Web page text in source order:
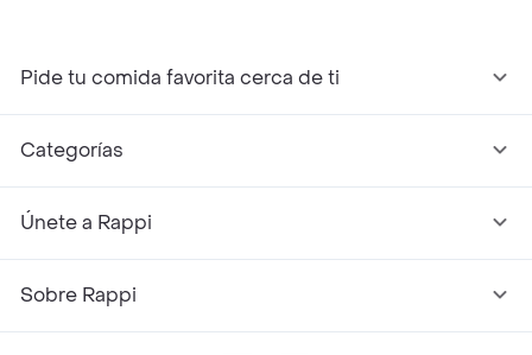
Pide tu comida favorita cerca de ti
Categorías
Únete a Rappi
Sobre Rappi